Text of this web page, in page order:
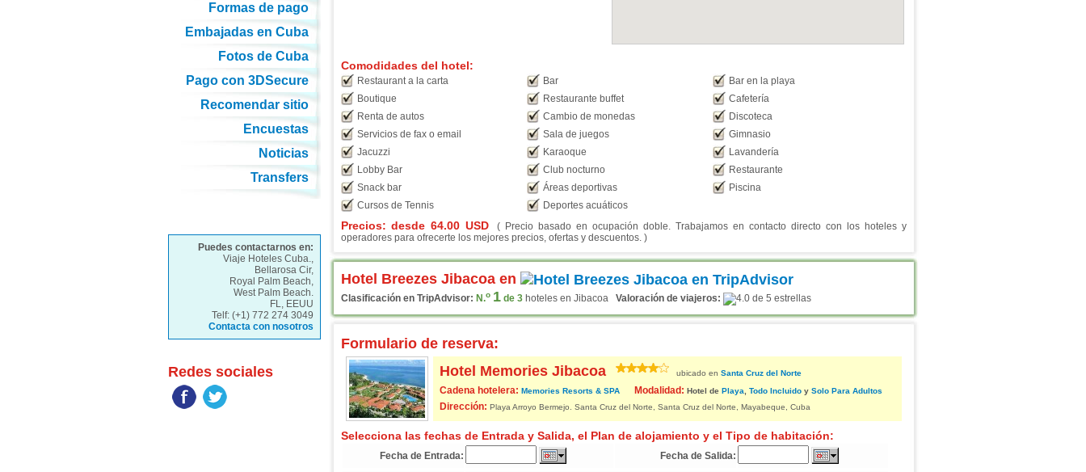
Comodidades del hotel:
Restaurant a la carta Bar
Bar en la playa
Boutique
Restaurante buffet
Cafetería
Renta de autos
Cambio de monedas
Discoteca
Servicios de fax o email
Sala de juegos
Gimnasio
Jacuzzi
Karaoque
Lavandería
Lobby Bar
Club nocturno
Restaurante
Snack bar
Áreas deportivas
Piscina
Cursos de Tennis
Deportes acuáticos
Precios: desde64.00 USD
( Precio basado en ocupación doble. Trabajamos en contacto directo con los hoteles y
operadores para ofrecerte los mejores precios, ofertas y descuentos. )
Hotel Breezes Jibacoa en
Clasificación en TripAdvisor: N.o 1de 3hoteles en Jibacoa Valoración de viajeros:
Formulario de reserva:
Hotel Memories Jibacoa
ubicado en Santa Cruz del Norte
Cadena hotelera: Memories Resorts & SPA Modalidad: Hotel de Playa Todo Incluidoy Solo Para Adultos
Dirección: Playa Arroyo Bermejo. Santa Cruz del Norte, Santa Cruz del Norte, Mayabeque, Cuba
Selecciona las fechas de Entrada y Salida, el Plan de alojamiento y el Tipo de habitación:
Fecha de Entrada: Fecha de Salida:
Formas de pago
Embajadas en Cuba
Fotos de Cuba
Pago con 3DSecure
Recomendar sitio
Encuestas
Noticias
Transfers
Puedes contactarnos en:
Viaje Hoteles Cuba.,
Bellarosa Cir,
Royal Palm Beach,
West Palm Beach.
FL, EEUU
Telf: (+1) 772 274 3049
Contacta con nosotros
Redes sociales